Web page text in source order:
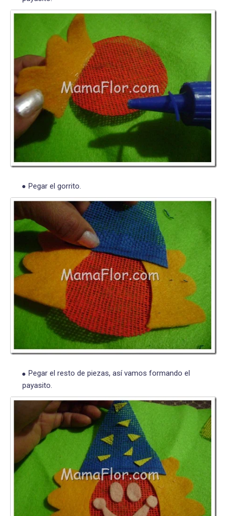
Pegar el gorrito.
Pegar el resto de piezas, así vamos formando el
payasito.